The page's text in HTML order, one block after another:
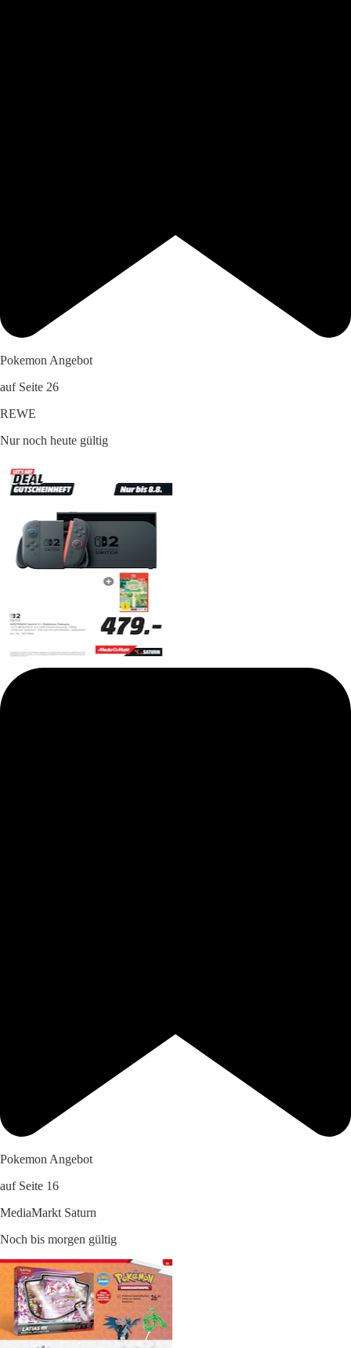
Pokemon Angebot
auf Seite 26
REWE
Nur noch heute gültig
Pokemon Angebot
auf Seite 16
MediaMarkt Saturn
Noch bis morgen gültig